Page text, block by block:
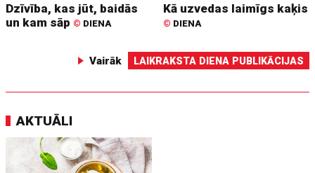
Dzīvība, kas jūt, baidās
un kam sāp © DIENA
Kā uzvedas laimīgs kaķis
© DIENA
Vairāk LAIKRAKSTA DIENA PUBLIKĀCIJAS
AKTUĀLI